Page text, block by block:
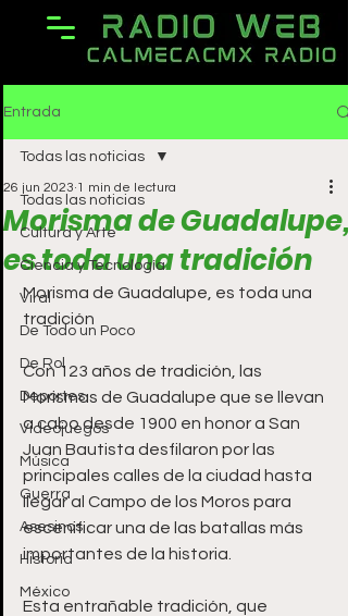
Entrada
Todas las noticias
Cultura y Arte
Ciencia y Tecnología
Viral
De Todo un Poco
De Rol
Deportes
Videojuegos
Música
Guerra
Asesinos
Historia
México
Todas las noticias
Morisma de Guadalupe,
es toda una tradición
26 jun 2023 1 min de lectura
Morisma de Guadalupe, es toda una
tradición
Con 123 años de tradición, las
Morismas de Guadalupe que se llevan
a cabo desde 1900 en honor a San
Juan Bautista desfilaron por las
principales calles de la ciudad hasta
llegar al Campo de los Moros para
escenificar una de las batallas más
importantes de la historia.
Esta entrañable tradición, que